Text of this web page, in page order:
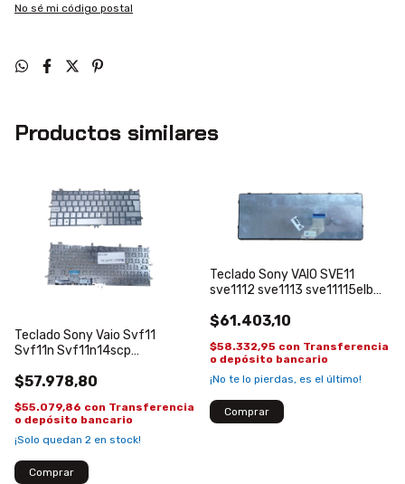
No sé mi código postal
Productos similares
Teclado Sony Vaio Svf11
Svf11n Svf11n14scp
Español Plateado
$57.978,80
$55.079,86 con Transferencia
o depósito bancario
¡Solo quedan 2 en stock!
Teclado Sony VAIO SVE11
sve1112 sve1113 sve11115elb
$61.403,10
$58.332,95 con Transferencia
o depósito bancario
¡No te lo pierdas, es el último!